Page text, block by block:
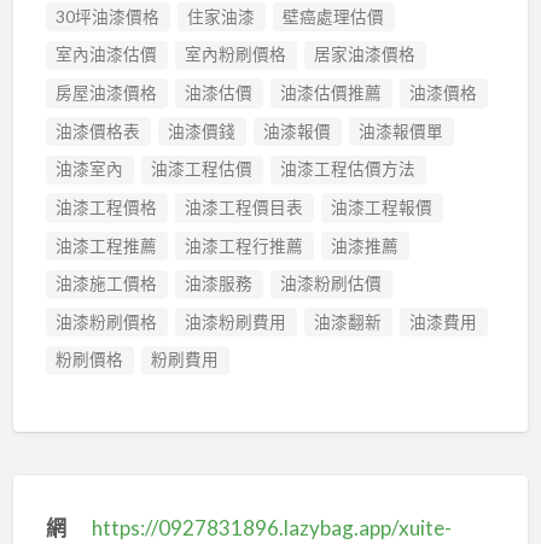
30坪油漆價格
住家油漆
壁癌處理估價
室內油漆估價
室內粉刷價格
居家油漆價格
房屋油漆價格
油漆估價 油漆估價推薦
油漆價格
油漆價格表
油漆價錢 油漆報價
油漆報價單
油漆室內
油漆工程估價
油漆工程估價方法
油漆工程價格
油漆工程價目表
油漆工程報價
油漆工程推薦
油漆工程行推薦
油漆推薦
油漆施工價格
油漆服務
油漆粉刷估價
油漆粉刷價格
油漆粉刷費用 油漆翻新
油漆費用
粉刷價格
粉刷費用
網
https://0927831896.lazybag.app/xuite-